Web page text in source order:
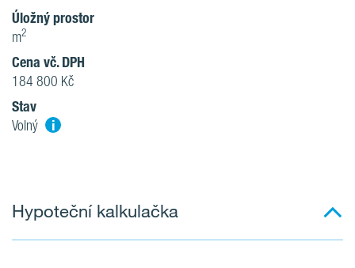
Úložný prostor
m2
Cena vč. DPH
184 800 Kč
Stav
Volný i
Hypoteční kalkulačka